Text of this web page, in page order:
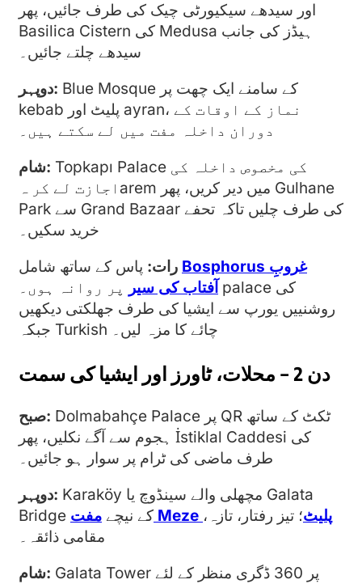
اور سیدھے سیکیورٹی چیک کی طرف جائیں، پھر
Basilica Cistern کی Medusa ہیڈز کی جانب
سیدھے چلتے جائیں۔
دوپہر: Blue Mosque کے سامنے ایک چھت پر
kebab پلیٹ اور ayran، نماز کے اوقات کے
دوران داخلہ مفت میں لے سکتے ہیں۔
شام: Topkapı Palace کی مخصوص داخلہ کی
اجازت لے کر ہarem میں دیر کریں، پھر Gulhane
Park سے Grand Bazaar کی طرف چلیں تاکہ تحفے
خرید سکیں۔
رات: Bosphorus غروبِ
آفتاب کی سیر
پر روانہ ہوں۔ palace کی
روشنییں یورپ سے ایشیا کی طرف جھلکتی دیکھیں
جبکہ Turkish چائے کا مزہ لیں۔
دن 2 – محلات، ٹاورز اور ایشیا کی سمت
صبح: Dolmabahçe Palace پر QR ٹکٹ کے ساتھ
ہجوم سے آگے نکلیں، پھر İstiklal Caddesi کی
طرف ماضی کی ٹرام پر سوار ہو جائیں۔
دوپہر: Karaköy مچھلی والے سینڈوچ یا Galata
Bridge کے نیچے
مفت Meze پلیٹ؛ تیز رفتار، تازہ،
مقامی ذائقہ۔
شام: Galata Tower پر 360 ڈگری منظر کے لئے